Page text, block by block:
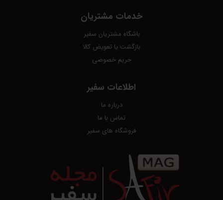
خدمات مشتریان
باشگاه مشتریان سفیر
بازگشت یا تعویض کالا
حریم خصوصی
اطلاعات سفیر
درباره ما
تماس با ما
فروشگاه های سفیر